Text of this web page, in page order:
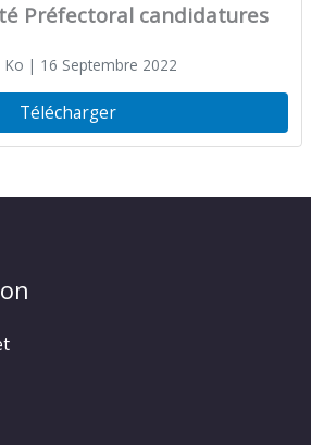
Préfectoral candidatures
| 16 Septembre 2022
Télécharger